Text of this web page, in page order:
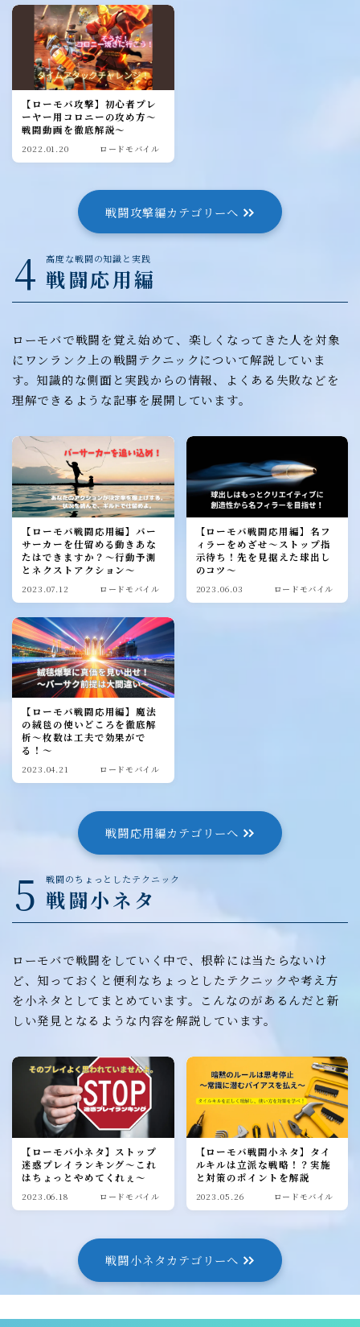
【ローモバ攻撃】初心者プレ
ーヤー用コロニーの攻め方～
戦闘動画を徹底解説～
2022.01.20 ロードモバイル
戦闘攻撃編カテゴリーへ
4 高度な戦闘の知識と実践
戦闘応用編
ローモバで戦闘を覚え始めて、楽しくなってきた人を対象
にワンランク上の戦闘テクニックについて解説していま
す。知識的な側面と実践からの情報、よくある失敗などを
理解できるような記事を展開しています。
【ローモバ戦闘応用編】バー
サーカーを仕留める動きあな
たはできますか？～行動予測
とネクストアクション～
2023.07.12 ロードモバイル
【ローモバ戦闘応用編】名フ
ィラーをめざせ～ストップ指
示待ち！先を見据えた球出し
のコツ～
2023.06.03 ロードモバイル
【ローモバ戦闘応用編】魔法
の絨毯の使いどころを徹底解
析～枚数は工夫で効果がで
る！～
2023.04.21 ロードモバイル
戦闘応用編カテゴリーへ
5 戦闘のちょっとしたテクニック
戦闘小ネタ
ローモバで戦闘をしていく中で、根幹には当たらないけ
ど、知っておくと便利なちょっとしたテクニックや考え方
を小ネタとしてまとめています。こんなのがあるんだと新
しい発見となるような内容を解説しています。
【ローモバ小ネタ】ストップ
迷惑プレイランキング～これ
はちょっとやめてくれぇ～
2023.06.18 ロードモバイル
【ローモバ戦闘小ネタ】タイ
ルキルは立派な戦略！？実施
と対策のポイントを解説
2023.05.26 ロードモバイル
戦闘小ネタカテゴリーへ